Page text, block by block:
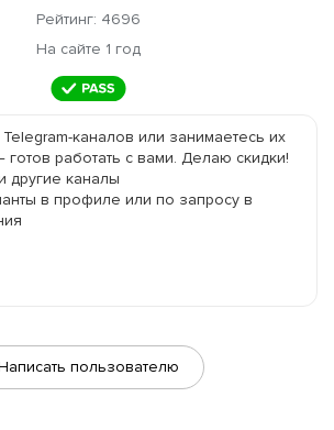
Рейтинг: 4696
На сайте 1 год
каналов или занимаетесь их
работать с вами. Делаю скидки!
другие каналы
в профиле или по запросу в
пользователю